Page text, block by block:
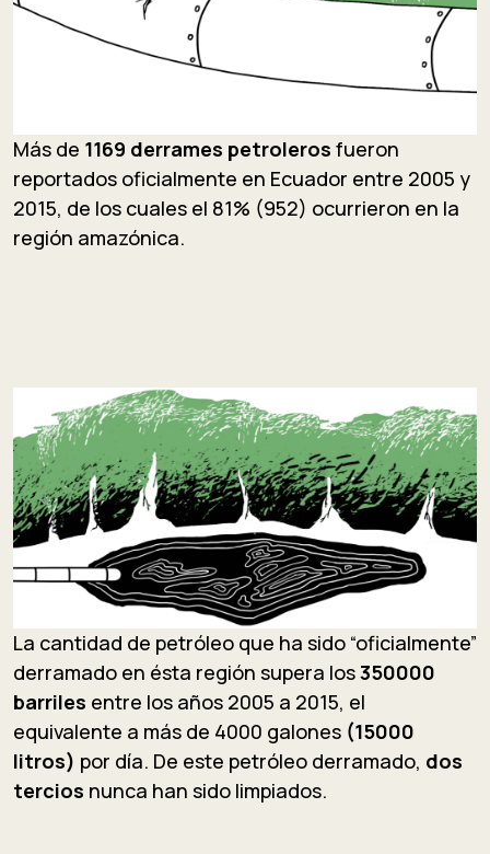
Más de 1169 derrames petroleros fueron
reportados oficialmente en Ecuador entre 2005 y
2015, de los cuales el 81% (952) ocurrieron en la
región amazónica.
La cantidad de petróleo que ha sido “oficialmente”
derramado en ésta región supera los350000
barriles entre los años 2005 a 2015, el
equivalente a más de 4000 galones (15000
litros) por día. De este petróleo derramado, dos
tercios nunca han sido limpiados.